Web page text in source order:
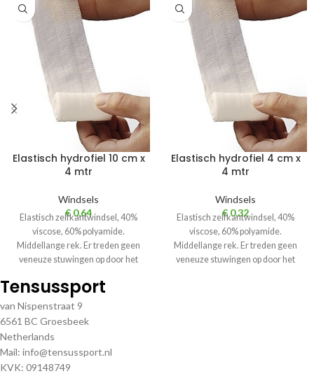
Elastisch hydrofiel 10 cm x
4 mtr
Windsels
€ 0,64
Elastisch zelfkantwindsel, 40%
viscose, 60% polyamide.
Middellange rek. Er treden geen
veneuze stuwingen op door het
Elastisch hydrofiel 4 cm x
4 mtr
Windsels
€ 0,32
Elastisch zelfkantwindsel, 40%
viscose, 60% polyamide.
Middellange rek. Er treden geen
veneuze stuwingen op door het
Tensussport
van Nispenstraat 9
6561 BC Groesbeek
Netherlands
Mail: info@tensussport.nl
KVK: 09148749